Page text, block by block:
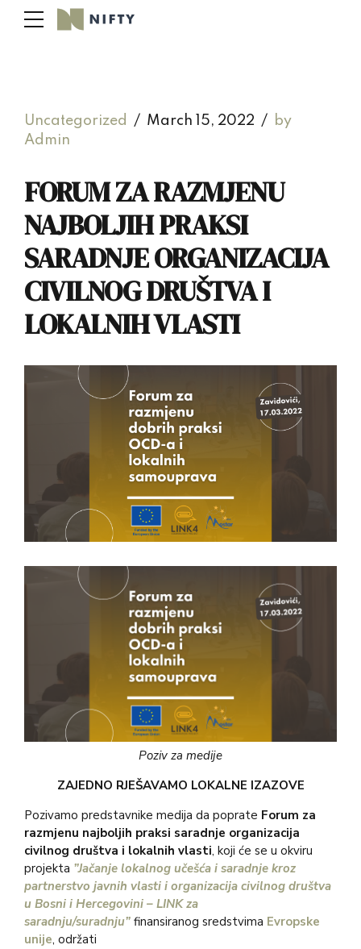
Uncategorized March 15, 2022
by
Admin
FORUM ZA RAZMJENU
NAJBOLJIH PRAKSI
SARADNJE ORGANIZACIJA
CIVILNOG DRUŠTVA I
LOKALNIH VLASTI
Poziv za medije
ZAJEDNO RJEŠAVAMO LOKALNE IZAZOVE
Pozivamo predstavnike medija da poprate Forum za
razmjenu najboljih praksi saradnje organizacija
civilnog društva i lokalnih vlasti, koji će se u okviru
projekta ”Jačanje lokalnog učešća i saradnje kroz
partnerstvo javnih vlasti i organizacija civilnog društva
u Bosni i Hercegovini – LINK za
saradnju/suradnju” finansiranog sredstvima Evropske
unije, održati